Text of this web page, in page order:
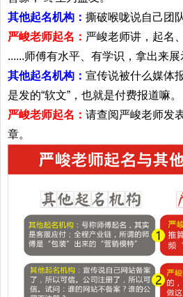
其他起名机构： 撕破喉咙说自己团
严峻老师起名： 严峻老师讲，起名
......师傅有水平、有学识，拿出来
其他起名机构： 宣传说被什么媒体
是发的“软文”，也就是付费报道嘛。
严峻老师起名： 请查阅严峻老师发
章。